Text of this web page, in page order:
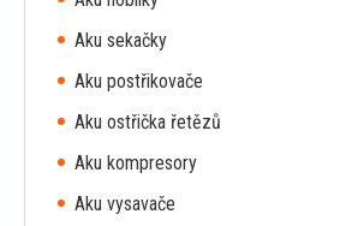
Aku sekačky
Aku postřikovače
Aku ostřička řetězů
Aku kompresory
Aku vysavače